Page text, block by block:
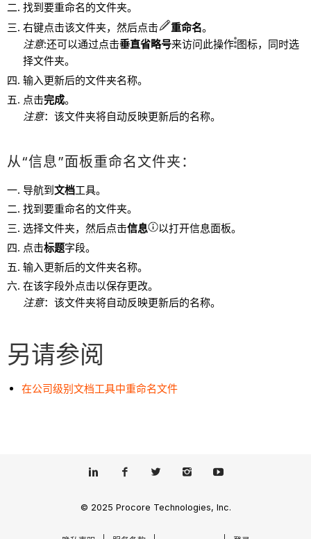
找到要重命名的文件夹。
右键点击该文件夹，然后点击
重命名。
注意:还可以通过点击垂直省略号来访问此操作 图标，同时选
择文件夹。
输入更新后的文件夹名称。
点击完成。
注意：该文件夹将自动反映更新后的名称。
从“信息”面板重命名文件夹：
导航到文档工具。
找到要重命名的文件夹。
选择文件夹，然后点击信息
以打开信息面板。
点击标题字段。
输入更新后的文件夹名称。
在该字段外点击以保存更改。
注意：该文件夹将自动反映更新后的名称。
另请参阅
在公司级别文档工具中重命名文件
© 2025 Procore Technologies, Inc.